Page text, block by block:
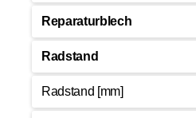
Reparaturblech
Radstand
Radstand [mm]